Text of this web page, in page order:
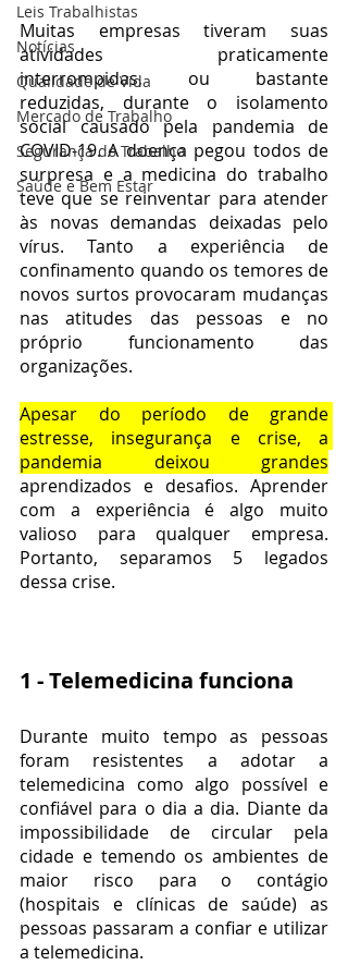
Leis Trabalhistas
Notícias
Qualidade de Vida
Mercado de Trabalho
Segurança do Trabalho
Saúde e Bem Estar
Muitas empresas tiveram suas
atividades praticamente
interrompidas, ou bastante
reduzidas, durante o isolamento
social causado pela pandemia de
COVID-19. A doença pegou todos de
surpresa e a medicina do trabalho
teve que se reinventar para atender
às novas demandas deixadas pelo
vírus. Tanto a experiência de
confinamento quando os temores de
novos surtos provocaram mudanças
nas atitudes das pessoas e no
próprio funcionamento das
organizações.
Apesar do período de grande
estresse, insegurança e crise, a
pandemia deixou grandes
aprendizados e desafios. Aprender
com a experiência é algo muito
valioso para qualquer empresa.
Portanto, separamos 5 legados
dessa crise.
1 - Telemedicina funciona
Durante muito tempo as pessoas
foram resistentes a adotar a
telemedicina como algo possível e
confiável para o dia a dia. Diante da
impossibilidade de circular pela
cidade e temendo os ambientes de
maior risco para o contágio
(hospitais e clínicas de saúde) as
pessoas passaram a confiar e utilizar
a telemedicina.